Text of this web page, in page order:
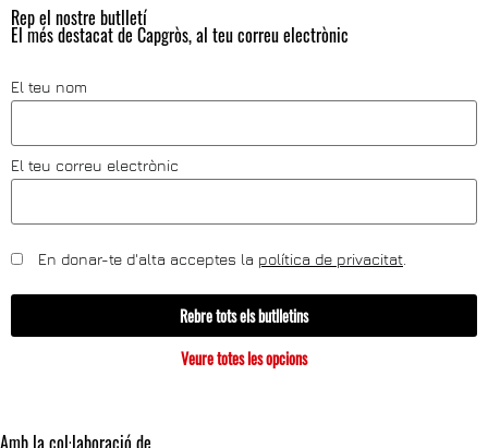
Rep el nostre butlletí
El més destacat de Capgròs, al teu correu electrònic
El teu nom
El teu correu electrònic
En donar-te d'alta acceptes la política de privacitat.
Rebre tots els butlletins
Veure totes les opcions